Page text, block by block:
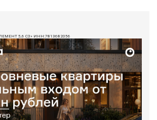
5,6 СЗ» ИНН:7813682056